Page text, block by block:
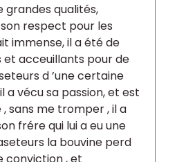
grandes qualités,
respect pour les
immense, il a été de
et acceuillants pour de
d ’une certaine
a vécu sa passion, et est
sans me tromper , il a
frére qui lui a eu une
la bouvine perd
conviction , et